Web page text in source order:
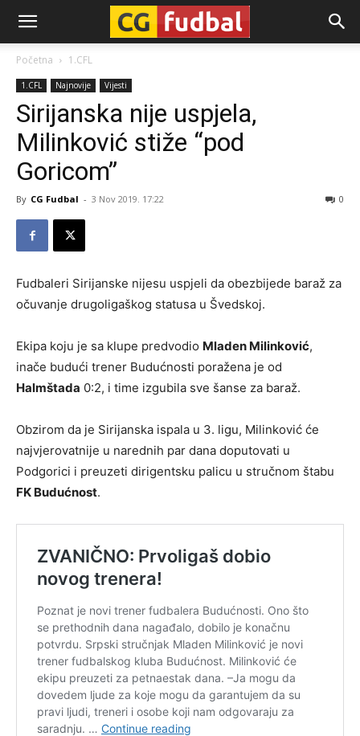
CG-
Fudbal
Početna 1.CFL
1.CFL Najnovije Vijesti
Sirijanska nije uspjela,
Milinković stiže “pod
Goricom”
By CG Fudbal - 3 Nov 2019. 17:22 0
Fudbaleri Sirijanske nijesu uspjeli da obezbijede baraž za
očuvanje drugoligaškog statusa u Švedskoj.
Ekipa koju je sa klupe predvodio Mladen Milinković,
inače budući trener Budućnosti poražena je od
Halmštada 0:2, i time izgubila sve šanse za baraž.
Obzirom da je Sirijanska ispala u 3. ligu, Milinković će
najvjerovatnije u narednih par dana doputovati u
Podgorici i preuzeti dirigentsku palicu u stručnom štabu
FK Budućnost.